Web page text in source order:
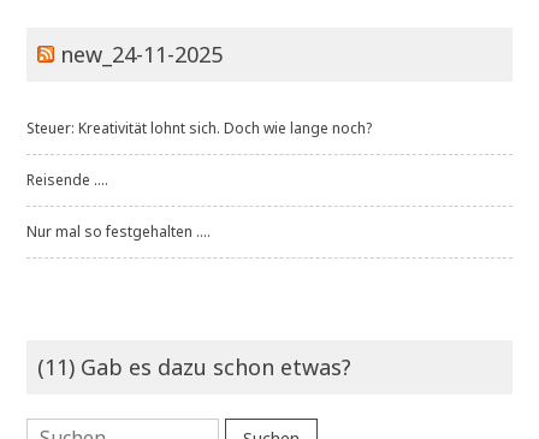
new_24-11-2025
Steuer: Kreativität lohnt sich. Doch wie lange noch?
Reisende ....
Nur mal so festgehalten ....
(11) Gab es dazu schon etwas?
Suchen